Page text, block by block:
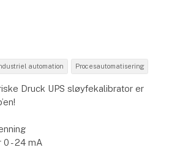
automation Procesautomatisering
Druck UPS sløyfekalibrator er
- 24 mA